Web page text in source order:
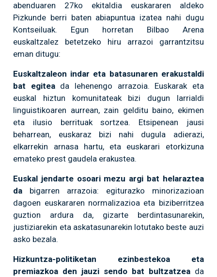
abenduaren 27ko ekitaldia euskararen aldeko
Pizkunde berri baten abiapuntua izatea nahi dugu
Kontseiluak. Egun horretan Bilbao Arena
euskaltzalez betetzeko hiru arrazoi garrantzitsu
eman ditugu:
Euskaltzaleon indar eta batasunaren erakustaldi
bat egiteada lehenengo arrazoia. Euskarak eta
euskal hiztun komunitateak bizi dugun larrialdi
linguistikoaren aurrean, zain gelditu baino, ekimen
eta ilusio berrituak sortzea. Etsipenean jausi
beharrean, euskaraz bizi nahi dugula adierazi,
elkarrekin arnasa hartu, eta euskarari etorkizuna
emateko prest gaudela erakustea.
Euskal jendarte osoari mezu argi bat helaraztea
da bigarren arrazoia: egiturazko minorizazioan
dagoen euskararen normalizazioa eta biziberritzea
guztion ardura da, gizarte berdintasunarekin,
justiziarekin eta askatasunarekin lotutako beste auzi
asko bezala.
Hizkuntza-politiketan ezinbestekoa eta
premiazkoa den jauzi sendo bat bultzatzeada